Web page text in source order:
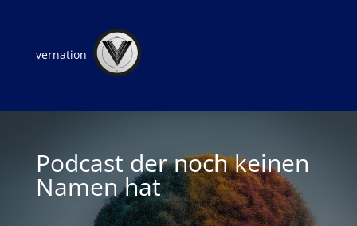
vernation
Podcast der noch keinen
Namen hat